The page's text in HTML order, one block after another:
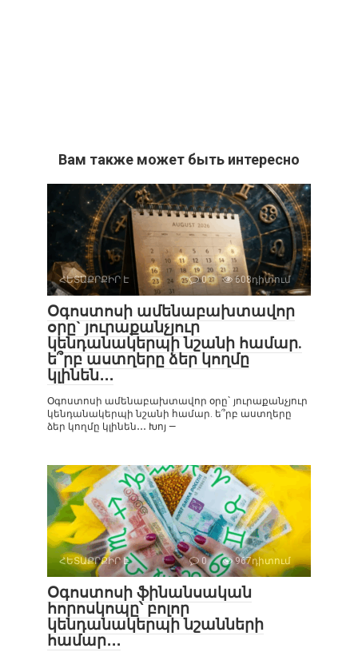
Вам также может быть интересно
ՀԵՏԱՔՐՔԻՐ Է 0 608դիտում
Օգոստոսի ամենաբախտավոր
օրը` յուրաքանչյուր
կենդանակերպի նշանի համար.
ե՞րբ աստղերը ձեր կողմը
կլինեն․․․
Օգոստոսի ամենաբախտավոր օրը` յուրաքանչյուր
կենդանակերպի նշանի համար. ե՞րբ աստղերը
ձեր կողմը կլինեն․․․ Խոյ —
ՀԵՏԱՔՐՔԻՐ Է 0 967դիտում
Օգոստոսի ֆինանսական
հորոսկոպը՝ բոլոր
կենդանակերպի նշանների
համար․․․